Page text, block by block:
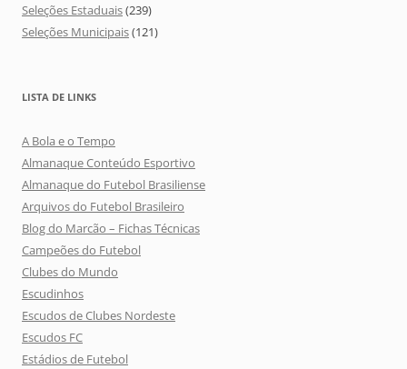
Seleções Estaduais(239)
Seleções Municipais(121)
LISTA DE LINKS
A Bola e o Tempo
Almanaque Conteúdo Esportivo
Almanaque do Futebol Brasiliense
Arquivos do Futebol Brasileiro
Blog do Marcão – Fichas Técnicas
Campeões do Futebol
Clubes do Mundo
Escudinhos
Escudos de Clubes Nordeste
Escudos FC
Estádios de Futebol